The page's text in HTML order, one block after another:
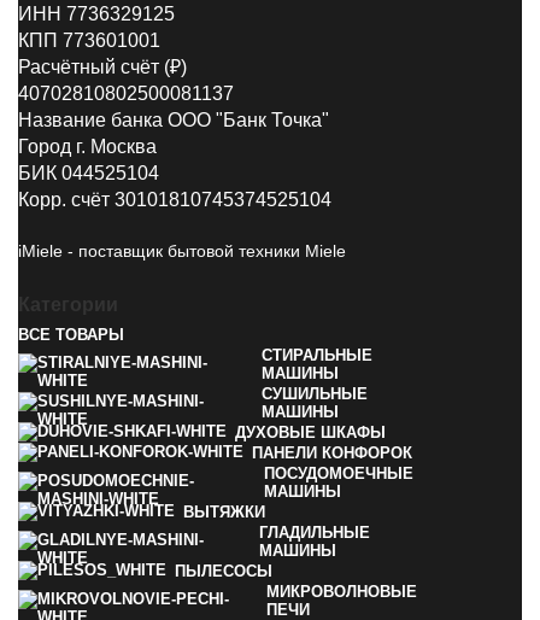
ИНН 7736329125
КПП 773601001
Расчётный счёт (₽)
40702810802500081137
Название банка ООО "Банк Точка"
Город г. Москва
БИК 044525104
Корр. счёт 30101810745374525104
iMiele - поставщик бытовой техники Miele
Категории
ВСЕ ТОВАРЫ
СТИРАЛЬНЫЕ
МАШИНЫ
СУШИЛЬНЫЕ
МАШИНЫ
ДУХОВЫЕ ШКАФЫ
ПАНЕЛИ КОНФОРОК
ПОСУДОМОЕЧНЫЕ
МАШИНЫ
ВЫТЯЖКИ
ГЛАДИЛЬНЫЕ
МАШИНЫ
ПЫЛЕСОСЫ
МИКРОВОЛНОВЫЕ
ПЕЧИ